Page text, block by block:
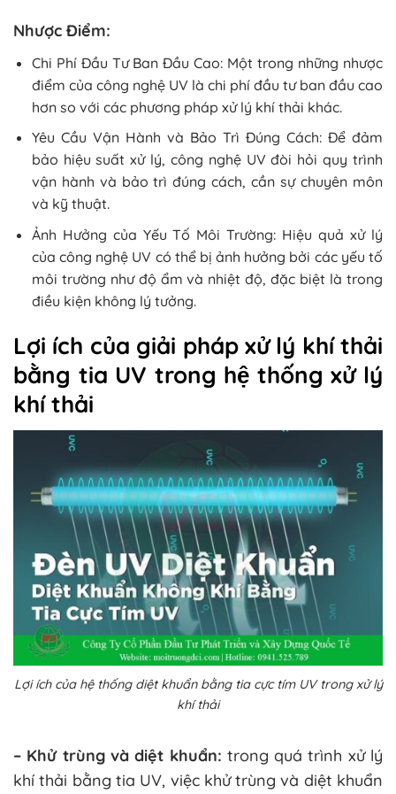
Nhược Điểm:
Chi Phí Đầu Tư Ban Đầu Cao: Một trong những nhược
điểm của công nghệ UV là chi phí đầu tư ban đầu cao
hơn so với các phương pháp xử lý khí thải khác.
Yêu Cầu Vận Hành và Bảo Trì Đúng Cách: Để đảm
bảo hiệu suất xử lý, công nghệ UV đòi hỏi quy trình
vận hành và bảo trì đúng cách, cần sự chuyên môn
và kỹ thuật.
Ảnh Hưởng của Yếu Tố Môi Trường: Hiệu quả xử lý
của công nghệ UV có thể bị ảnh hưởng bởi các yếu tố
môi trường như độ ẩm và nhiệt độ, đặc biệt là trong
điều kiện không lý tưởng.
Lợi ích của giải pháp xử lý khí thải
bằng tia UV trong hệ thống xử lý
khí thải
Lợi ích của hệ thống diệt khuẩn bằng tia cực tím UV trong xử lý
khí thải
– Khử trùng và diệt khuẩn: trong quá trình xử lý
khí thải bằng tia UV, việc khử trùng và diệt khuẩn